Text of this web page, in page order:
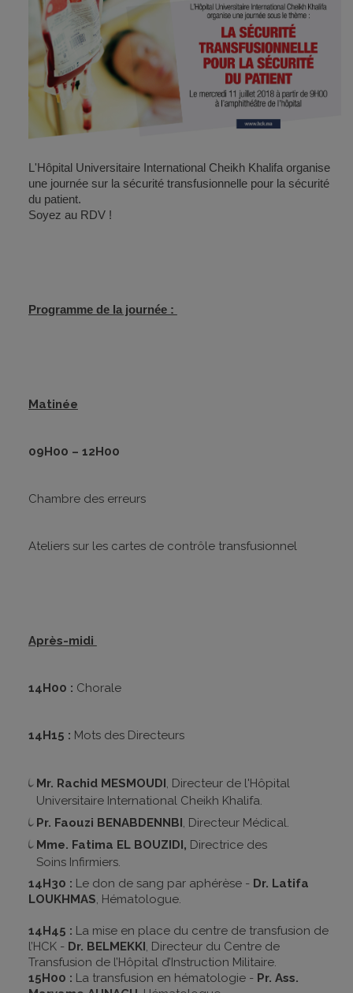
L'Hôpital Universitaire International Cheikh Khalifa organise
une journée sur la sécurité transfusionnelle pour la sécurité
du patient.
Soyez au RDV !
Programme de la journée :
Matinée
09H00 – 12H00
Chambre des erreurs
Ateliers sur les cartes de contrôle transfusionnel
Après-midi
14H00 : Chorale
14H15 : Mots des Directeurs
Mr. Rachid MESMOUDI, Directeur de l'Hôpital
Universitaire International Cheikh Khalifa.
Pr. Faouzi BENABDENNBI, Directeur Médical.
Mme. Fatima EL BOUZIDI, Directrice des
Soins Infirmiers.
14H30 : Le don de sang par aphérèse - Dr. Latifa
LOUKHMAS, Hématologue.
14H45 : La mise en place du centre de transfusion de
l’HCK - Dr. BELMEKKI, Directeur du Centre de
Transfusion de l’Hôpital d’Instruction Militaire.
15H00 : La transfusion en hématologie - Pr. Ass.